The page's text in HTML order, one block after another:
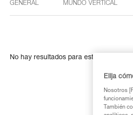
GENERAL MUNDO VERTICAL
No hay resultados para esta búsqueda
Elija
Nosotros
También